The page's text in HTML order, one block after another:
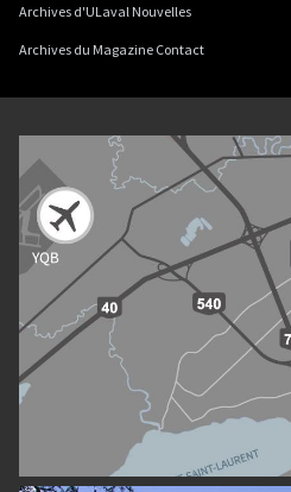
Archives d'ULaval Nouvelles
Archives du Magazine Contact